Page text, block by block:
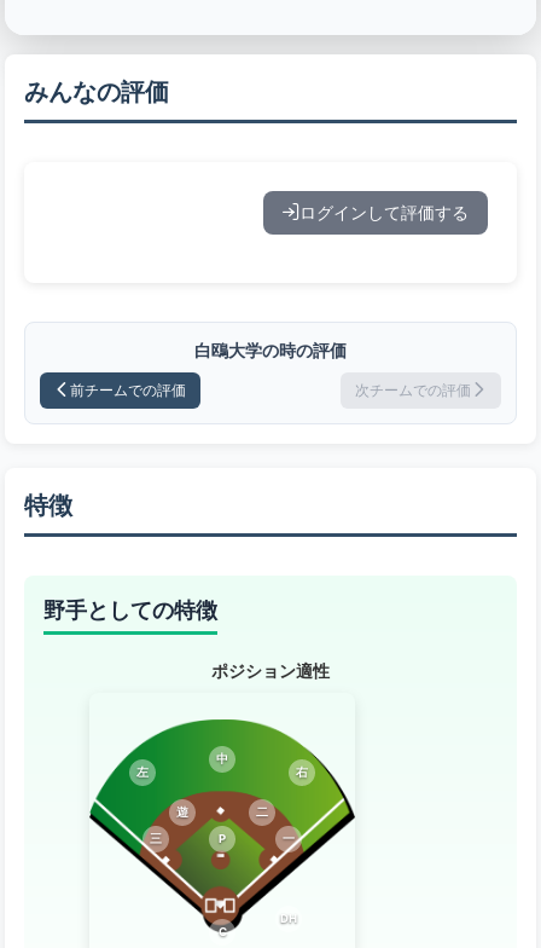
みんなの評価
ログインして評価する
白鴎大学の時の評価
前チームでの評価 次チームでの評価
特徴
野手としての特徴
ポジション適性
P
C
一
二
三
遊
左
中
右
DH